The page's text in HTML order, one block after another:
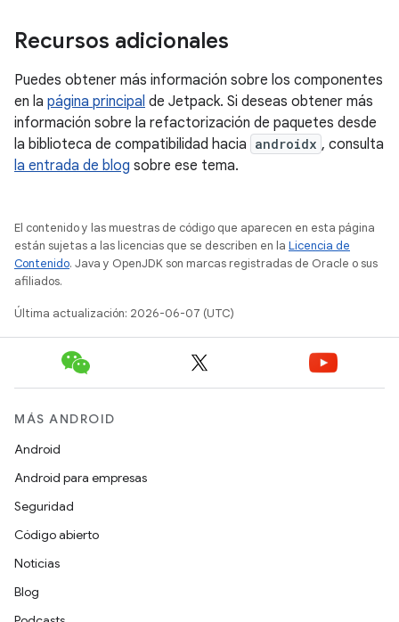
Recursos adicionales
Puedes obtener más información sobre los componentes
en la página principal de Jetpack. Si deseas obtener más
información sobre la refactorización de paquetes desde
la biblioteca de compatibilidad hacia androidx , consulta
la entrada de blog sobre ese tema.
El contenido y las muestras de código que aparecen en esta página
están sujetas a las licencias que se describen en la Licencia de
Contenido. Java y OpenJDK son marcas registradas de Oracle o sus
afiliados.
Última actualización: 2026-06-07 (UTC)
MÁS ANDROID
Android
Android para empresas
Seguridad
Código abierto
Noticias
Blog